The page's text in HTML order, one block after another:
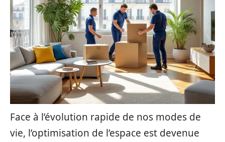
Face à l’évolution rapide de nos modes de
vie, l’optimisation de l’espace est devenue